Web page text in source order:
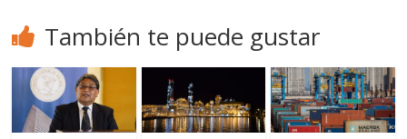
También te puede gustar